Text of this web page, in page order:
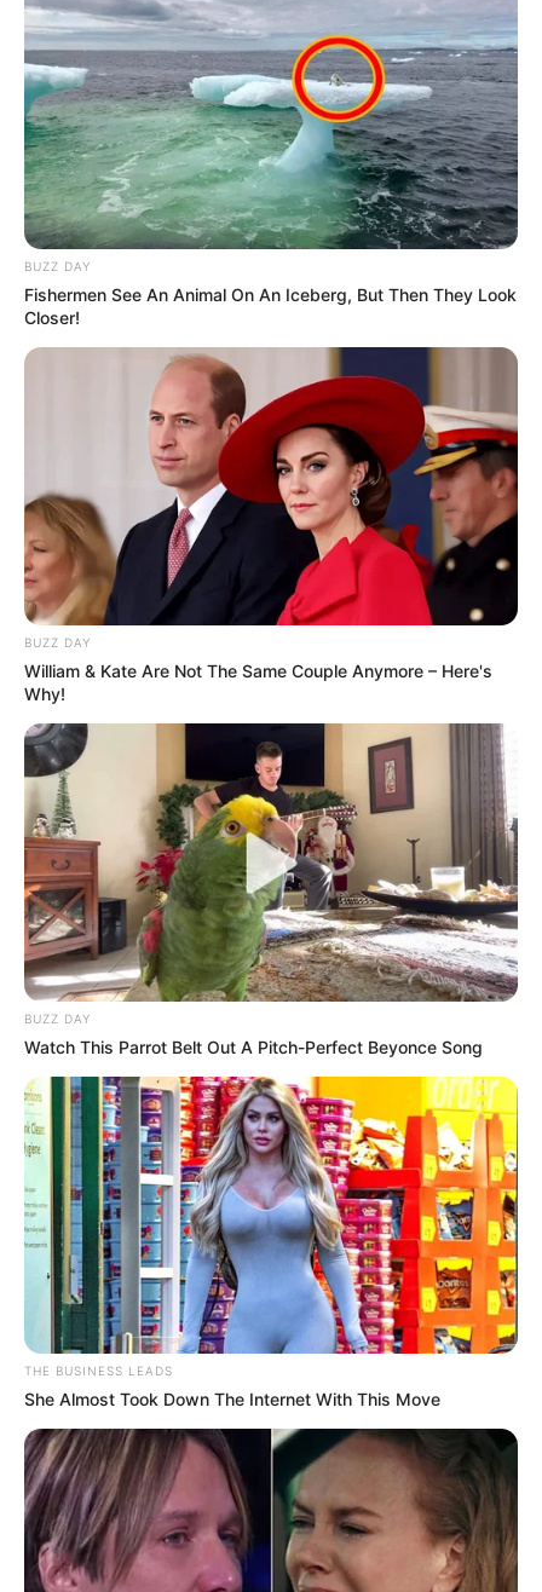
BUZZ DAY
Fishermen See An Animal On An Iceberg, But Then They Look
Closer!
BUZZ DAY
William & Kate Are Not The Same Couple Anymore – Here's
Why!
BUZZ DAY
Watch This Parrot Belt Out A Pitch-Perfect Beyonce Song
THE BUSINESS LEADS
She Almost Took Down The Internet With This Move